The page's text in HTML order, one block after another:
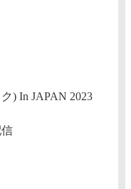
) In JAPAN 2023